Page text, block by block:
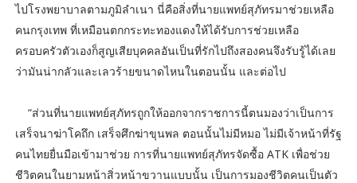
ไปโรงพยาบาลตามภูมิลำเนา นี่คือสิ่งที่นายแพทย์สุภัทรมาช่วยเหลือ
คนกรุงเทพ ที่เหมือนตกกระทะทองแดงให้ได้รับการช่วยเหลือ
ครอบครัวตัวเองก็สูญเสียบุคคลอันเป็นที่รักไปถึงสองคนจึงรับรู้ได้เลย
ว่ามันน่ากลัวและเลวร้ายขนาดไหนในตอนนั้น และต่อไป
“ส่วนที่นายแพทย์สุภัทรถูกให้ออกจากราชการนี้ตนมองว่าเป็นการ
เสร็จนาฆ่าโคถึก เสร็จศึกฆ่าขุนพล ตอนนั้นไม่มีหมอ ไม่มีเจ้าหน้าที่รัฐ
คนไทยยื่นมือเข้ามาช่วย การที่นายแพทย์สุภัทรจัดซื้อ ATK เพื่อช่วย
ชีวิตคนในยามหน้าสิ่วหน้าขวานแบบนั้น เป็นการมองชีวิตคนเป็นตัว